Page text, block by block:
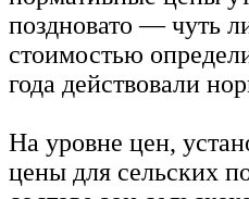
поздновато — чуть
стоимостью
года действовали
На уровне цен,
цены для сельских